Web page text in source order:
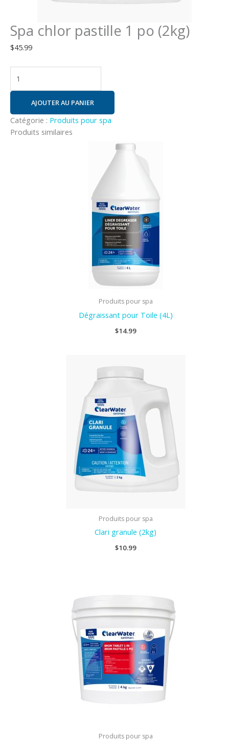
Spa chlor pastille 1 po (2kg)
$45.99
AJOUTER AU PANIER
Catégorie : Produits pour spa
Produits similaires
Produits pour spa
Dégraissant pour Toile (4L)
$14.99
Produits pour spa
Clari granule (2kg)
$10.99
Produits pour spa